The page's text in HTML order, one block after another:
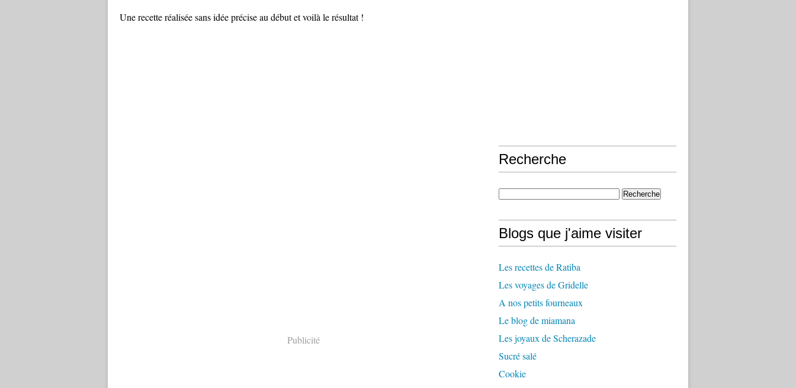
Une recette réalisée sans idée précise au début et voilà le résultat !
Publicité
Recherche
Blogs que j'aime visiter
Les recettes de Ratiba
Les voyages de Gridelle
A nos petits fourneaux
Le blog de miamana
Les joyaux de Scherazade
Sucré salé
Cookie